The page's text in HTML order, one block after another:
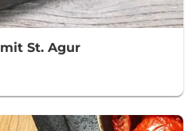
St. Agur